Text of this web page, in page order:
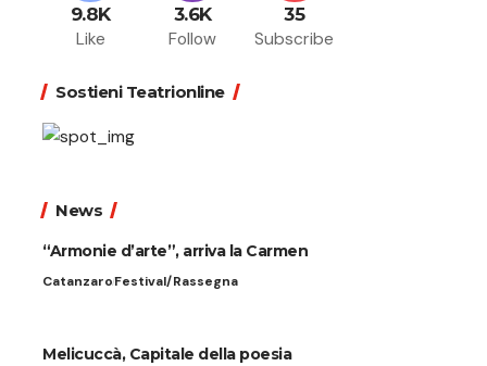
9.8K
Like
3.6K
Follow
35
Subscribe
Sostieni Teatrionline
News
“Armonie d’arte”, arriva la Carmen
CatanzaroFestival/Rassegna
Melicuccà, Capitale della poesia